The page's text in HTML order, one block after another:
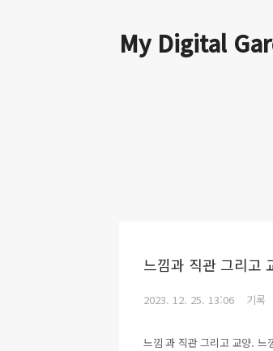
My Digital
느낌과 직관 그리고
2023. 12. 25. 13:06 기록
느낌 과 직관 그리고 교양. 느